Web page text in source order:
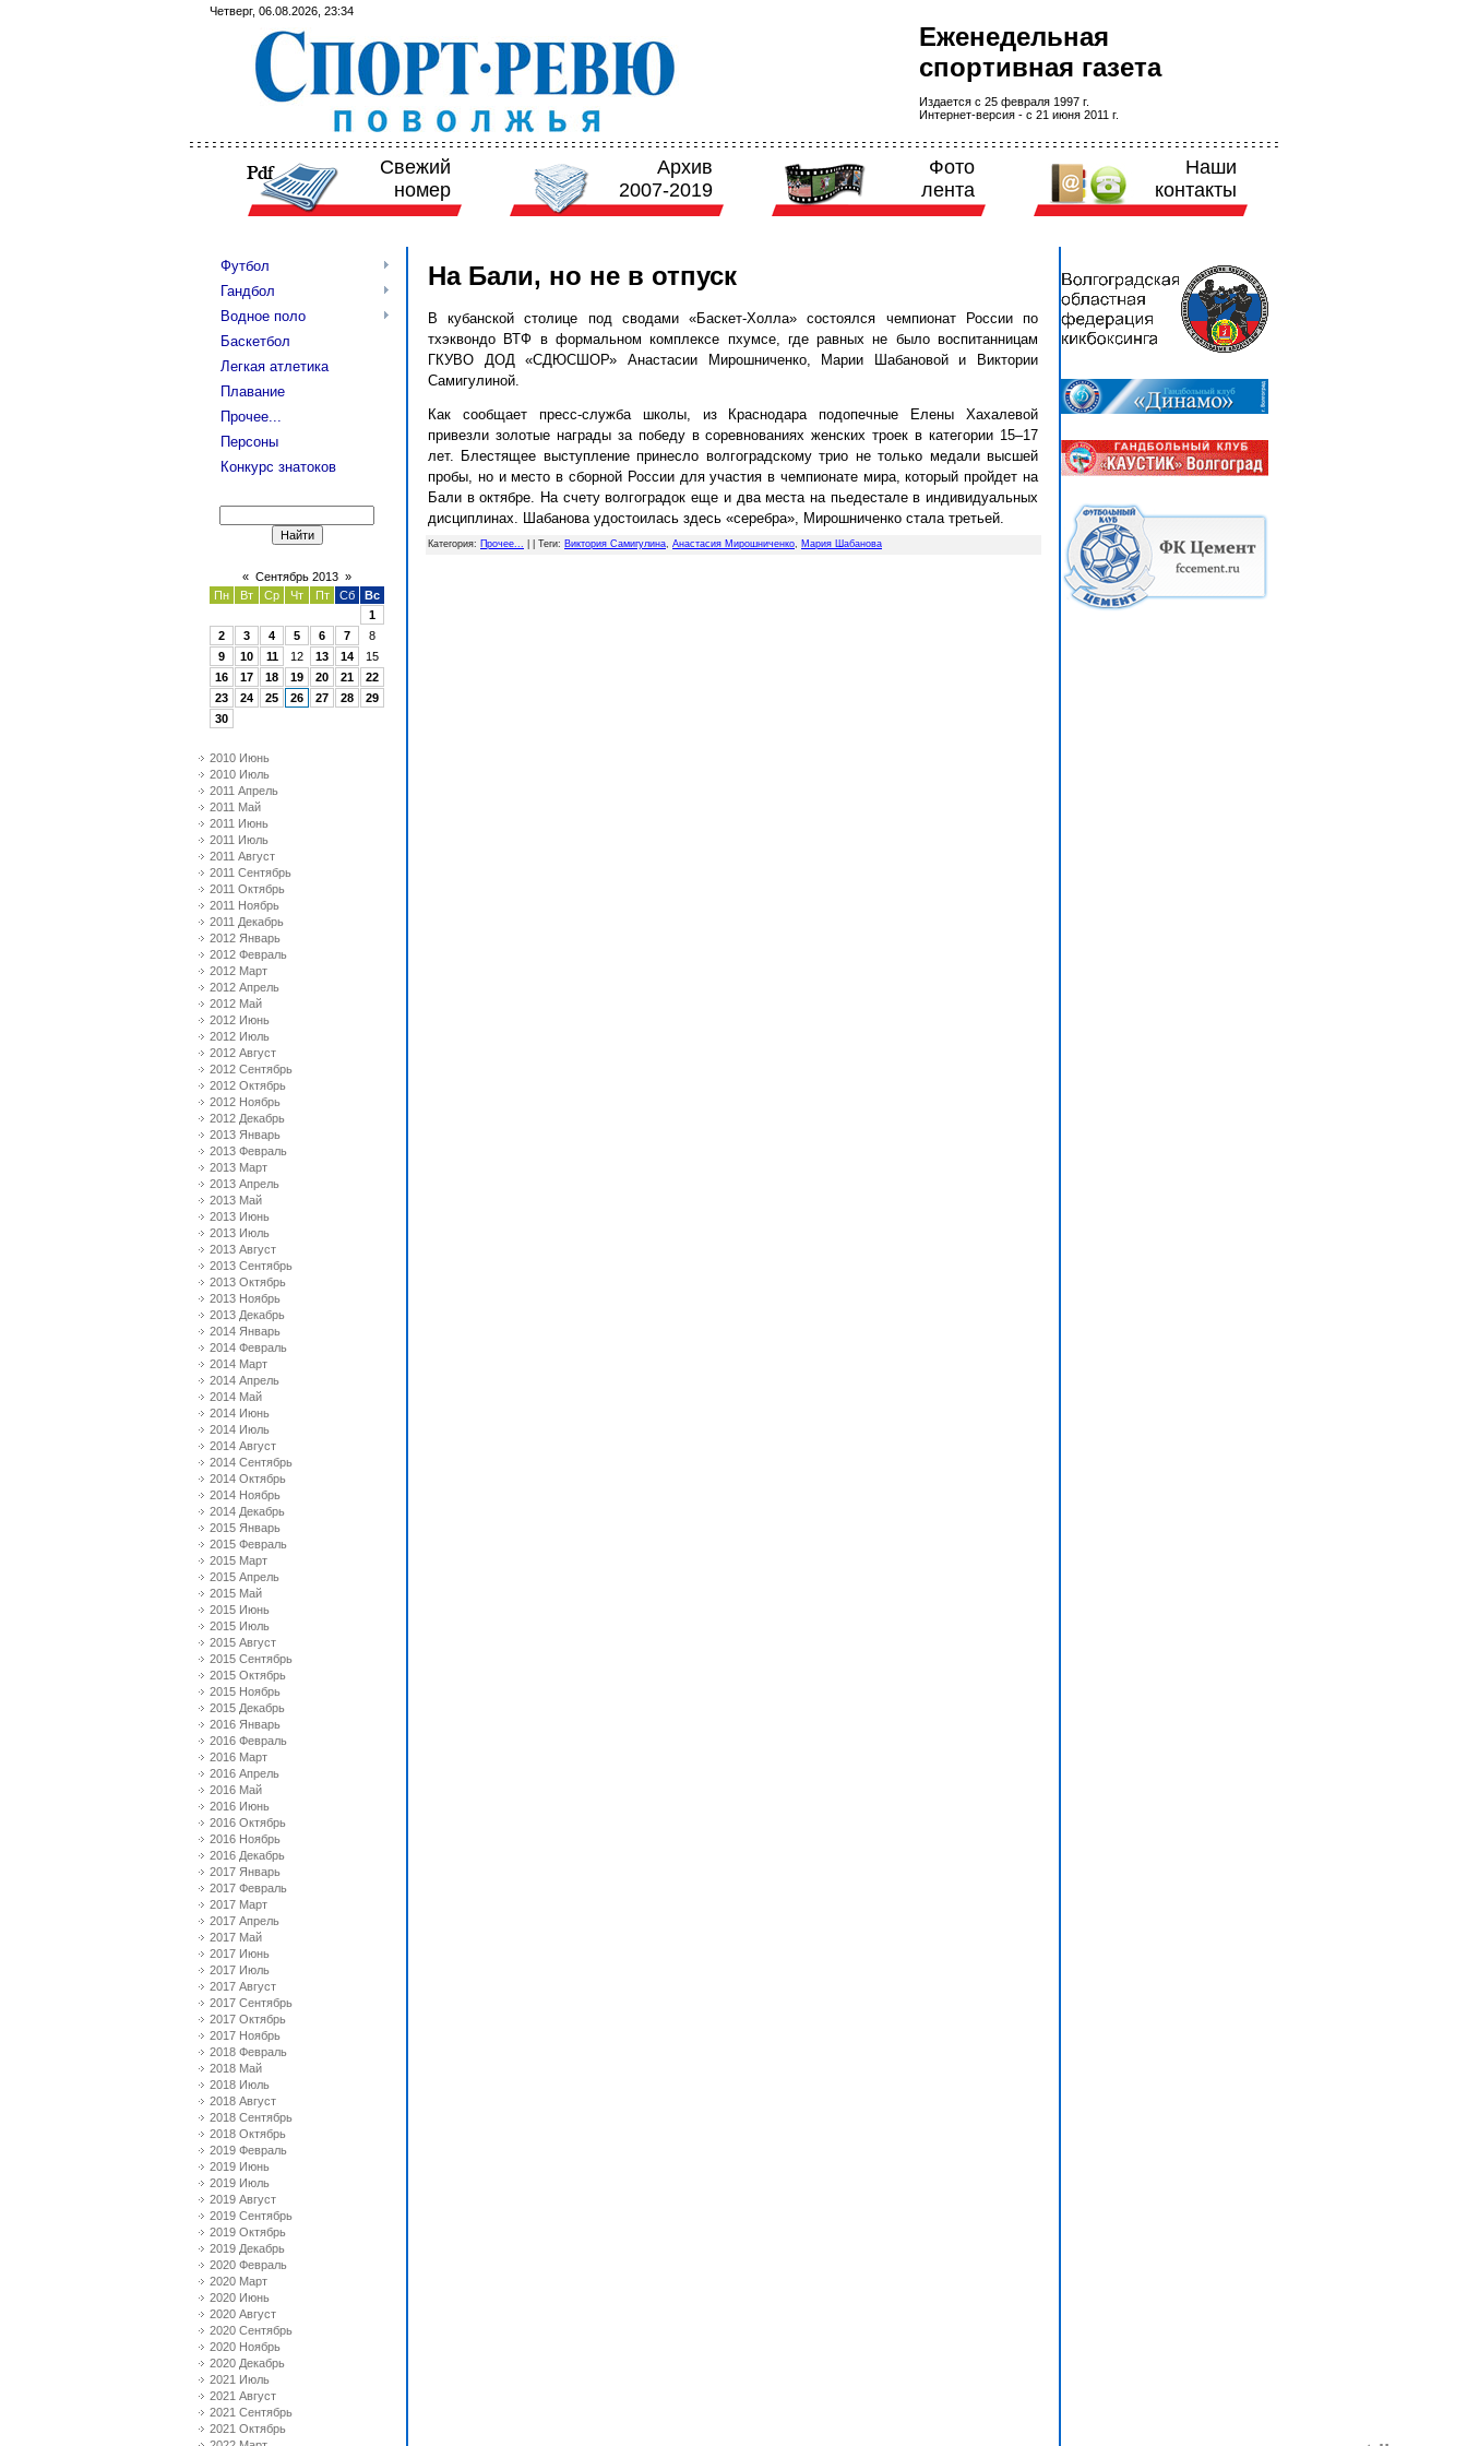
Четверг, 06.08.2026, 23:34
Еженедельная
спортивная газета
Издается с 25 февраля 1997 г.
Интернет-версия - с 21 июня 2011 г.
Свежий
номер
Архив
2007-2019
Фото
лента
Наши
контакты
Футбол
Гандбол
Водное поло
Баскетбол
Легкая атлетика
Плавание
Прочее...
Персоны
Конкурс знатоков
« Сентябрь 2013 »
Пн
Вт Ср Чт Пт Сб
Вс
1
2
3 4 5 6 7
8
9
10 11 12 13 14
15
16
17 18 19 20 21
22
23
24 25 26 27 28
29
30
2010 Июнь
2010 Июль
2011 Апрель
2011 Май
2011 Июнь
2011 Июль
2011 Август
2011 Сентябрь
2011 Октябрь
2011 Ноябрь
2011 Декабрь
2012 Январь
2012 Февраль
2012 Март
2012 Апрель
2012 Май
2012 Июнь
2012 Июль
2012 Август
2012 Сентябрь
2012 Октябрь
2012 Ноябрь
2012 Декабрь
2013 Январь
2013 Февраль
2013 Март
2013 Апрель
2013 Май
2013 Июнь
2013 Июль
2013 Август
2013 Сентябрь
2013 Октябрь
2013 Ноябрь
2013 Декабрь
2014 Январь
2014 Февраль
2014 Март
2014 Апрель
2014 Май
2014 Июнь
2014 Июль
2014 Август
2014 Сентябрь
2014 Октябрь
2014 Ноябрь
2014 Декабрь
2015 Январь
2015 Февраль
2015 Март
2015 Апрель
2015 Май
2015 Июнь
2015 Июль
2015 Август
2015 Сентябрь
2015 Октябрь
2015 Ноябрь
2015 Декабрь
2016 Январь
2016 Февраль
2016 Март
2016 Апрель
2016 Май
2016 Июнь
2016 Октябрь
2016 Ноябрь
2016 Декабрь
2017 Январь
2017 Февраль
2017 Март
2017 Апрель
2017 Май
2017 Июнь
2017 Июль
2017 Август
2017 Сентябрь
2017 Октябрь
2017 Ноябрь
2018 Февраль
2018 Май
2018 Июль
2018 Август
2018 Сентябрь
2018 Октябрь
2019 Февраль
2019 Июнь
2019 Июль
2019 Август
2019 Сентябрь
2019 Октябрь
2019 Декабрь
2020 Февраль
2020 Март
2020 Июнь
2020 Август
2020 Сентябрь
2020 Ноябрь
2020 Декабрь
2021 Июль
2021 Август
2021 Сентябрь
2021 Октябрь
На Бали, но не в отпуск
В кубанской столице под сводами «Баскет-Холла» состоялся чемпионат России по
тхэквондо ВТФ в формальном комплексе пхумсе, где равных не было воспитанницам
ГКУВО ДОД «СДЮСШОР» Анастасии Мирошниченко, Марии Шабановой и Виктории
Самигулиной.
Как сообщает пресс-служба школы, из Краснодара подопечные Елены Хахалевой
привезли золотые награды за победу в соревнованиях женских троек в категории 15–17
лет. Блестящее выступление принесло волгоградскому трио не только медали высшей
пробы, но и место в сборной России для участия в чемпионате мира, который пройдет на
Бали в октябре. На счету волгоградок еще и два места на пьедестале в индивидуальных
дисциплинах. Шабанова удостоилась здесь «серебра», Мирошниченко стала третьей.
Категория: Прочее... Теги: Виктория Самигулина, Анастасия Мирошниченко, Мария Шабанова